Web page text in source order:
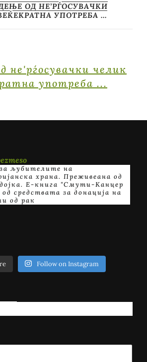
ОД НЕ’РЃОСУВАЧКИ
УПОТРЕБА …
љубителите на
храна. Преживеана од
E-книга "Смути-Канцер
средствата за донација на
од рак
Follow on Instagram